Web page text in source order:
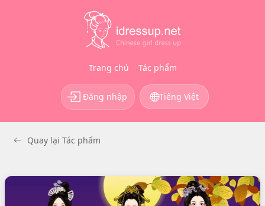
Trang chủ Tác phẩm
Đăng nhập Tiếng Việt
Quay lại Tác phẩm